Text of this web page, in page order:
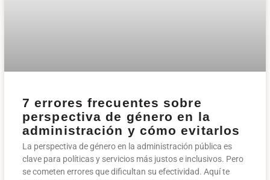
7 errores frecuentes sobre
perspectiva de género en la
administración y cómo evitarlos
La perspectiva de género en la administración pública es
clave para políticas y servicios más justos e inclusivos. Pero
se cometen errores que dificultan su efectividad. Aquí te